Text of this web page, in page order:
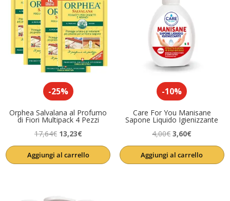
-25%
Orphea Salvalana al Profumo
di Fiori Multipack 4 Pezzi
17,64€ Il
prezzo
originale
13,23€Il
prezzo
attuale
Aggiungi al carrello
-10%
Care For You Manisane
Sapone Liquido Igienizzante
4,00€ Il
prezzo
originale
3,60€Il
prezzo
attuale
Aggiungi al carrello